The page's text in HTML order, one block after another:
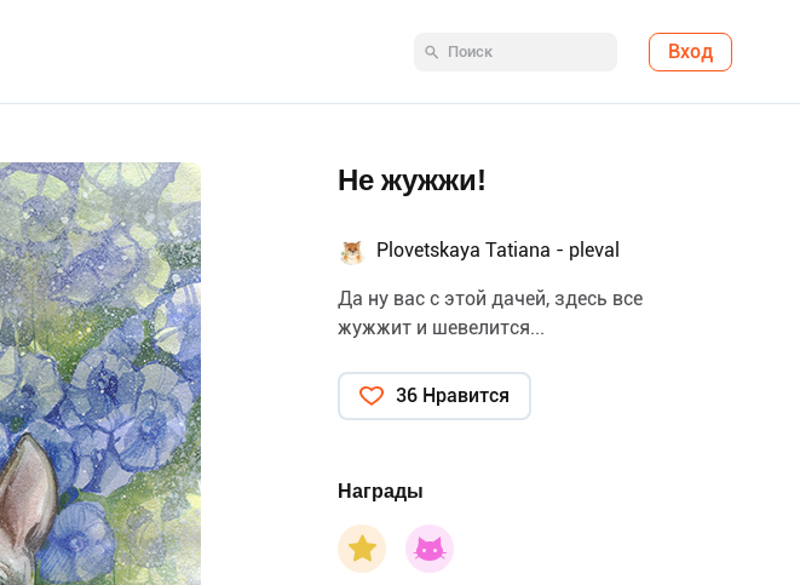
Вход
Не жужжи!
Plovetskaya Tatiana - pleval
Да ну вас с этой дачей, здесь все
жужжит и шевелится...
36 Нравится
Награды